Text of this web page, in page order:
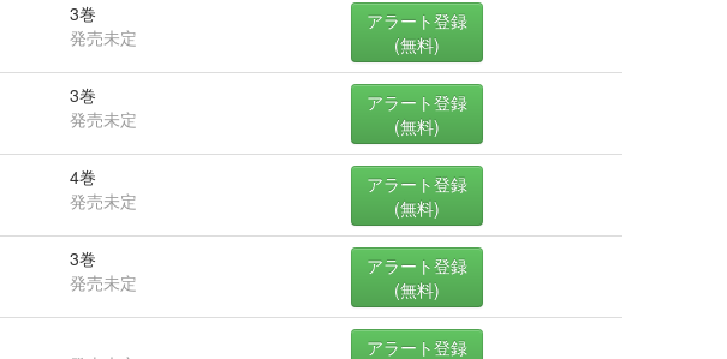
3巻
発売未定
アラート登録
(無料)
3巻
発売未定
アラート登録
(無料)
4巻
発売未定
アラート登録
(無料)
3巻
発売未定
アラート登録
(無料)
アラート登録